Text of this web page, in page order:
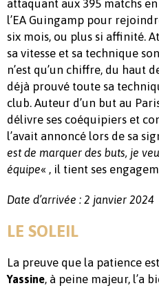
attaquant aux 395 matchs
l’EA Guingamp pour
six mois, ou plus si affinité.
sa vitesse et sa technique
n’est qu’un chiffre, du haut
déjà prouvé toute sa
club. Auteur d’un but au
délivre ses coéquipiers et
l’avait annoncé lors de sa
est de marquer des buts, je
équipe« , il tient ses
Date d’arrivée : 2 janvier 2024
LE SOLEIL
La preuve que la patience
Yassine, à peine majeur, l’a